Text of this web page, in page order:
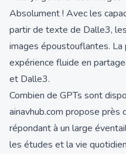
Absolument ! Avec les
partir de texte de Dalle3,
images époustouflantes.
expérience fluide en
et Dalle3.
Combien de GPTs sont
ainavhub.com propose
répondant à un large
les études et la vie